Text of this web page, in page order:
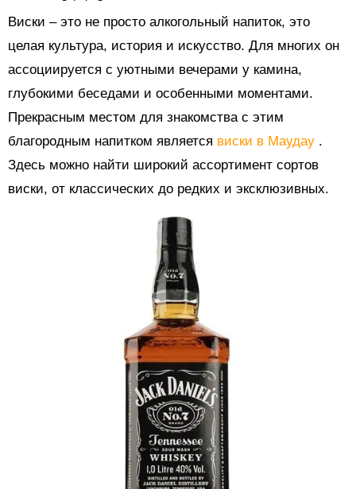
Виски – это не просто алкогольный напиток, это
целая культура, история и искусство. Для многих он
ассоциируется с уютными вечерами у камина,
глубокими беседами и особенными моментами.
Прекрасным местом для знакомства с этим
благородным напитком является виски в Маудау .
Здесь можно найти широкий ассортимент сортов
виски, от классических до редких и эксклюзивных.